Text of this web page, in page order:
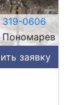
0606
Пономарев
заявку